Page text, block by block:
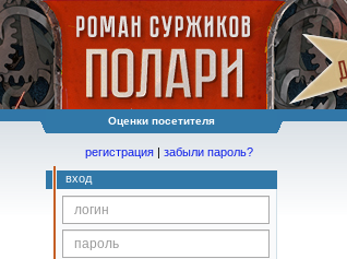
Оценки посетителя
регистрация | забыли пароль?
вход